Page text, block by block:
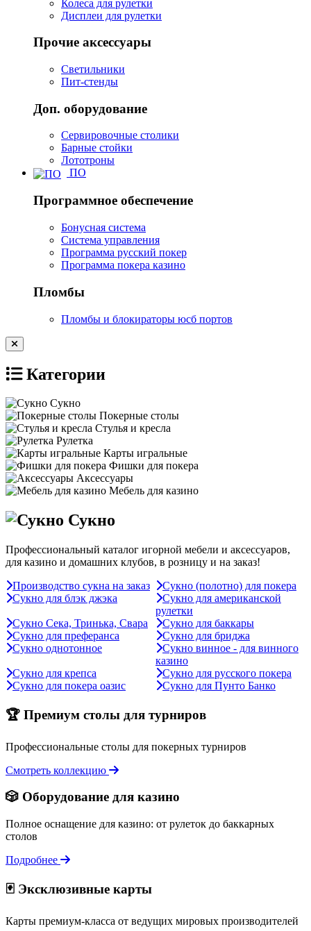
Колеса для рулетки
Дисплеи для рулетки
Прочие аксессуары
Светильники
Пит-стенды
Доп. оборудование
Сервировочные столики
Барные стойки
Лототроны
ПО
Программное обеспечение
Бонусная система
Система управления
Программа русский покер
Программа покера казино
Пломбы
Пломбы и блокираторы юсб портов
Категории
Сукно
Покерные столы
Стулья и кресла
Рулетка
Карты игральные
Фишки для покера
Аксессуары
Мебель для казино
Сукно
Профессиональный каталог игорной мебели и аксессуаров,
для казино и домашних клубов, в розницу и на заказ!
Производство сукна на заказ
Сукно (полотно) для покера
Сукно для блэк джэка
Сукно для американской
рулетки
Сукно Сека, Тринька, Свара
Сукно для баккары
Сукно для преферанса
Сукно для бриджа
Сукно однотонное
Сукно винное - для винного
казино
Сукно для крепса
Сукно для русского покера
Сукно для покера оазис
Сукно для Пунто Банко
🏆 Премиум столы для турниров
Профессиональные столы для покерных турниров
Смотреть коллекцию
🎲 Оборудование для казино
Полное оснащение для казино: от рулеток до баккарных
столов
Подробнее
🃏 Эксклюзивные карты
Карты премиум-класса от ведущих мировых производителей